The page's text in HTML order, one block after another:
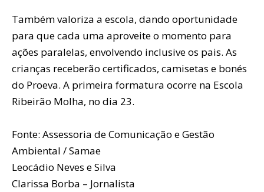
Também valoriza a escola, dando oportunidade
para que cada uma aproveite o momento para
ações paralelas, envolvendo inclusive os pais. As
crianças receberão certificados, camisetas e bonés
do Proeva. A primeira formatura ocorre na Escola
Ribeirão Molha, no dia 23.
Fonte: Assessoria de Comunicação e Gestão
Ambiental / Samae
Leocádio Neves e Silva
Clarissa Borba – Jornalista